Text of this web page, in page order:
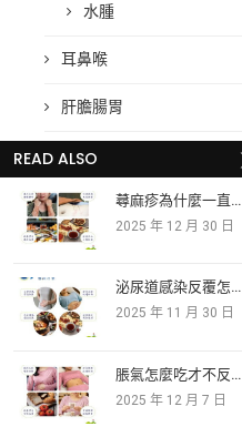
水腫
耳鼻喉
肝膽腸胃
便祕
胃食道逆流
腹瀉
針灸好神奇
門診與衛教
READ ALSO
蕁麻疹為什麼一直...
2025 年 12 月 30 日
泌尿道感染反覆怎...
2025 年 11 月 30 日
脹氣怎麼吃才不反...
2025 年 12 月 7 日